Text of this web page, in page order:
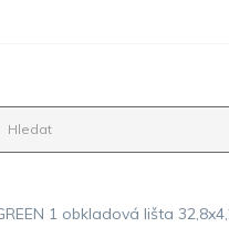
1 obkladová lišta